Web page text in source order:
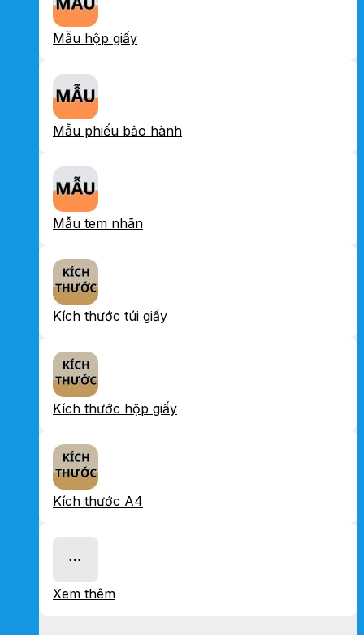
Mẫu hộp giấy
Mẫu phiếu bảo hành
Mẫu tem nhãn
Kích thước túi giấy
Kích thước hộp giấy
Kích thước A4
Xem thêm